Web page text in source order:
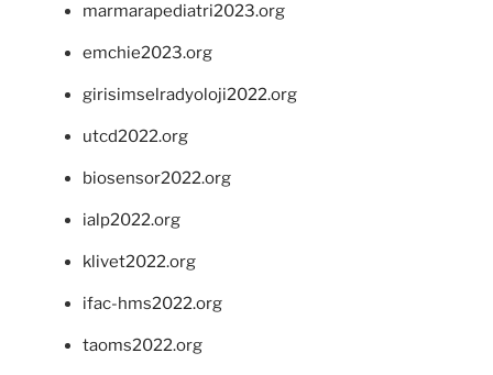
marmarapediatri2023.org
emchie2023.org
girisimselradyoloji2022.org
utcd2022.org
biosensor2022.org
ialp2022.org
klivet2022.org
ifac-hms2022.org
taoms2022.org